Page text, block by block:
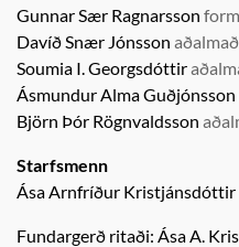
Gunnar Sær Ragnarsson
Davíð Snær Jónsson
Soumia I. Georgsdóttir
Ásmundur Alma Guðjónsson
Björn Þór Rögnvaldsson
Starfsmenn
Ása Arnfríður Kristjánsdóttir
Fundargerð ritaði: Ása A.